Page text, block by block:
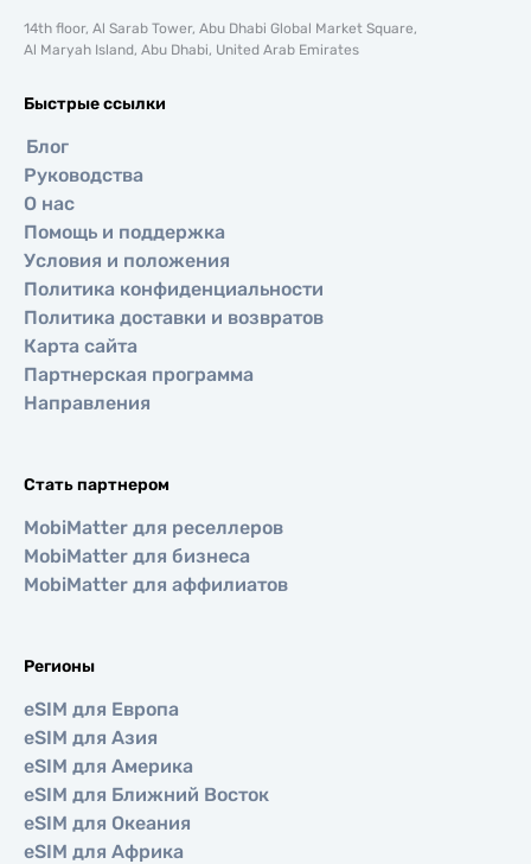
14th floor, Al Sarab Tower, Abu Dhabi Global Market Square,
Al Maryah Island, Abu Dhabi, United Arab Emirates
Быстрые ссылки
Блог
Руководства
О нас
Помощь и поддержка
Условия и положения
Политика конфиденциальности
Политика доставки и возвратов
Карта сайта
Партнерская программа
Направления
Стать партнером
MobiMatter для реселлеров
MobiMatter для бизнеса
MobiMatter для аффилиатов
Регионы
eSIM для Европа
eSIM для Азия
eSIM для Америка
eSIM для Ближний Восток
eSIM для Океания
eSIM для Африка